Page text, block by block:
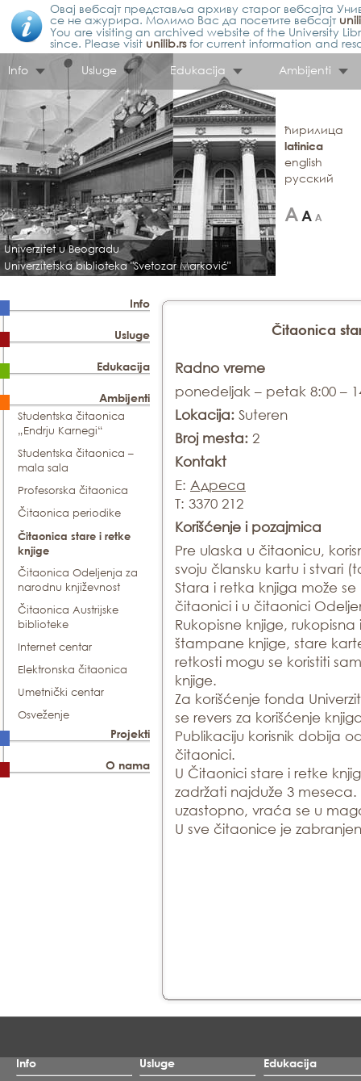
Овај вебсајт представља архиву старог вебсајта
се не ажурира. Молимо Вас да посетите вебсајт
You are visiting an archived website of the University
since. Please visit unilib.rsfor current information and
Info
Usluge Edukacija Ambijenti
Univerzitet u Beogradu
Univerzitetska biblioteka "Svetozar Marković"
ћирилица
latinica
english
русский
Info
Usluge
Edukacija
Ambijenti
Studentska čitaonica
„Endrju Karnegi“
Studentska čitaonica –
mala sala
Profesorska čitaonica
Čitaonica periodike
Čitaonica stare i retke
knjige
Čitaonica Odeljenja za
narodnu književnost
Čitaonica Austrijske
biblioteke
Internet centar
Elektronska čitaonica
Umetnički centar
Osveženje
Projekti
O nama
Čitaonica
Radno vreme
ponedeljak – petak 8:00 –
Lokacija: Suteren
Broj mesta: 2
Kontakt
E: Адреса
T: 3370 212
Korišćenje i pozajmica
Pre ulaska u čitaonicu,
svoju člansku kartu i stvari
Stara i retka knjiga može se
čitaonici i u čitaonici
Rukopisne knjige,
štampane knjige, stare
retkosti mogu se koristiti
knjige.
Za korišćenje fonda
se revers za korišćenje
Publikaciju korisnik dobija
čitaonici.
U Čitaonici stare i retke
zadržati najduže 3
uzastopno, vraća se u
U sve čitaonice je
Info
Usluge
Edukacija